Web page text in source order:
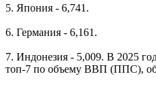
5. Япония - 6,741.
6. Германия - 6,161.
7. Индонезия - 5,009. В 2025
топ-7 по объему ВВП (ППС),